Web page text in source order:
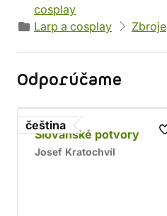
cosplay
Larp a cosplay
Zbroje
Odporúčame
čeština
Slovanské potvory
Josef Kratochvíl